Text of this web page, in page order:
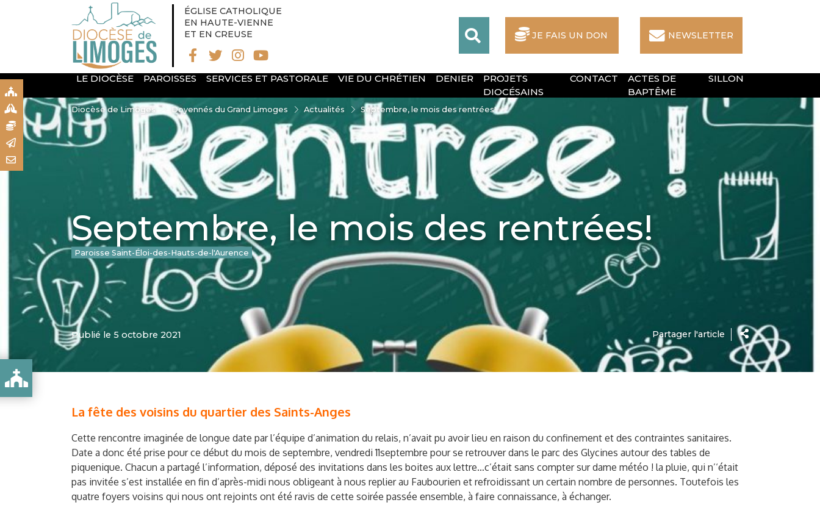
ÉGLISE CATHOLIQUE
EN HAUTE-VIENNE
ET EN CREUSE
JE FAIS UN DON NEWSLETTER
LE DIOCÈSE PAROISSES SERVICES ET PASTORALE VIE DU CHRÉTIEN DENIER
PROJETS
DIOCÉSAINS
CONTACT
ACTES DE
BAPTÊME
SILLON
Diocèse de Limoges Doyennés du Grand Limoges Actualités Septembre, le mois des rentrées!
Septembre, le mois des rentrées!
Paroisse Saint-Éloi-des-Hauts-de-l'Aurence
Partager l'article
Publié le 5 octobre 2021
La fête des voisins du quartier des Saints-Anges
Cette rencontre imaginée de longue date par l’équipe d’animation du relais, n’avait pu avoir lieu en raison du confinement et des contraintes sanitaires.
Date a donc été prise pour ce début du mois de septembre, vendredi 11septembre pour se retrouver dans le parc des Glycines autour des tables de
piquenique. Chacun a partagé l’information, déposé des invitations dans les boites aux lettre…c’était sans compter sur dame météo ! la pluie, qui n’‘était
pas invitée s’est installée en fin d’après-midi nous obligeant à nous replier au Faubourien et refroidissant un certain nombre de personnes. Toutefois les
quatre foyers voisins qui nous ont rejoints ont été ravis de cette soirée passée ensemble, à faire connaissance, à échanger.